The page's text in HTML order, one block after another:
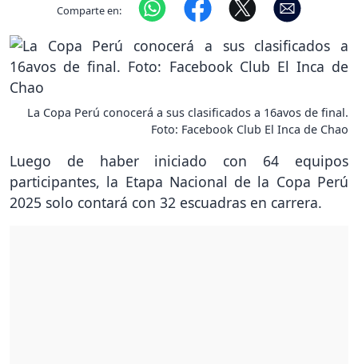
Comparte en:
La Copa Perú conocerá a sus clasificados a 16avos de final.
Foto: Facebook Club El Inca de Chao
Luego de haber iniciado con 64 equipos
participantes, la Etapa Nacional de la Copa Perú
2025 solo contará con 32 escuadras en carrera.